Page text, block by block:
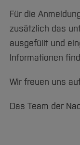
Für die
zusätzlich das
ausgefüllt und
Informationen
Wir freuen uns
Das Team der